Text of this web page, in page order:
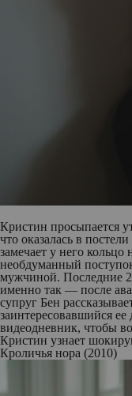
Кристин просыпается
что оказалась в
замечает у него кольцо
необдуманный
мужчиной. Последние
именно так — после
супруг Бен
заинтересовавшийся ее
видеодневник, чтобы
Кристин узнает
Кроличья нора (2010)